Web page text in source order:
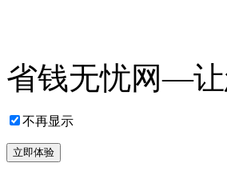
省钱无忧网—
不再显示
立即体验